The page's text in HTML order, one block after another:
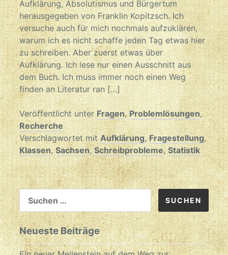
Aufklärung, Absolutismus und Bürgertum
herausgegeben von Franklin Kopitzsch. Ich
versuche auch für mich nochmals aufzuklären,
warum ich es nicht schaffe jeden Tag etwas hier
zu schreiben. Aber zuerst etwas über
Aufklärung. Ich lese nur einen Ausschnitt aus
dem Buch. Ich muss immer noch einen Weg
finden an Literatur ran […]
Veröffentlicht unterFragen,Problemlösungen,
Recherche
Verschlagwortet mitAufklärung,Fragestellung,
Klassen,Sachsen,Schreibprobleme,Statistik
SUCHEN
NACH:
Neueste Beiträge